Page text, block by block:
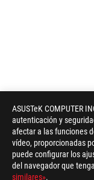
ASUSTeK COMPUTER
autenticación y
afectar a las funciones
vídeo, proporcionadas
puede configurar los
del navegador que
similares».